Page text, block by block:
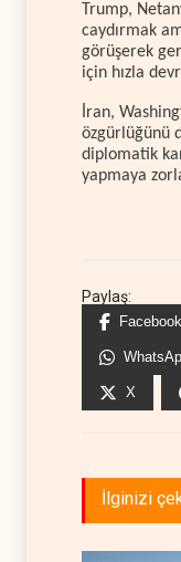
Trump,
caydırmak
görüşerek
için hızla
İran,
özgürlüğünü
diplomatik
yapmaya
Paylaş:
Facebook
X
İlginizi